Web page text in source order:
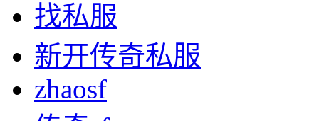
找私服
新开传奇私服
zhaosf